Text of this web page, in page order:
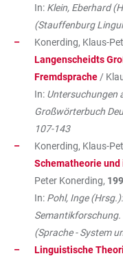
In: Klein, Eberhard
(Stauffenburg
Konerding, Klaus-
Langenscheidts
Fremdsprache /
In: Untersuchungen
Großwörterbuch
107-143
Konerding, Klaus-
Schematheorie
Peter Konerding,
In: Pohl, Inge
Semantikforschung.
(Sprache - System
Linguistische